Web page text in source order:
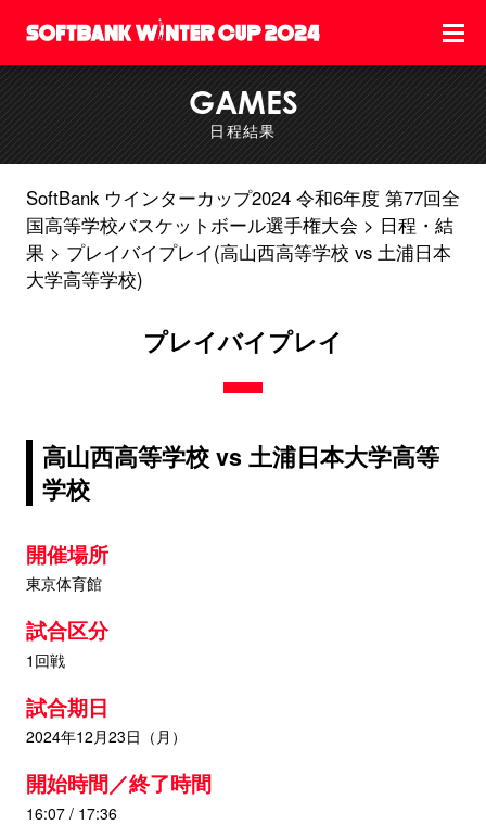
GAMES
日程結果
SoftBank ウインターカップ2024 令和6年度 第77回全
国高等学校バスケットボール選手権大会
日程・結
果
プレイバイプレイ(高山西高等学校 vs 土浦日本
大学高等学校)
プレイバイプレイ
高山西高等学校 vs 土浦日本大学高等
学校
開催場所
東京体育館
試合区分
1回戦
試合期日
2024年12月23日（月）
開始時間／終了時間
16:07 / 17:36